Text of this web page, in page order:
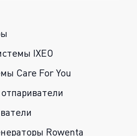
IXEO
Care For You
Rowenta